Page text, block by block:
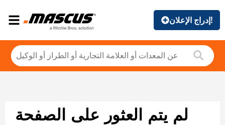
إدراج الإعلان!
لم يتم العثور على الصفحة